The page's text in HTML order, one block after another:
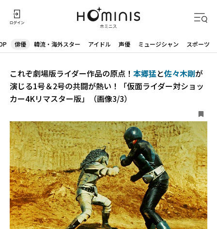
俳優 韓流・海外スター アイドル 声優 ミュージシャン スポーツ
これぞ劇場版ライダー作品の原点！ 本郷猛と佐々木剛が
演じる1号＆2号の共闘が熱い！「仮面ライダー対ショッ
カー4Kリマスター版」（画像3/3）